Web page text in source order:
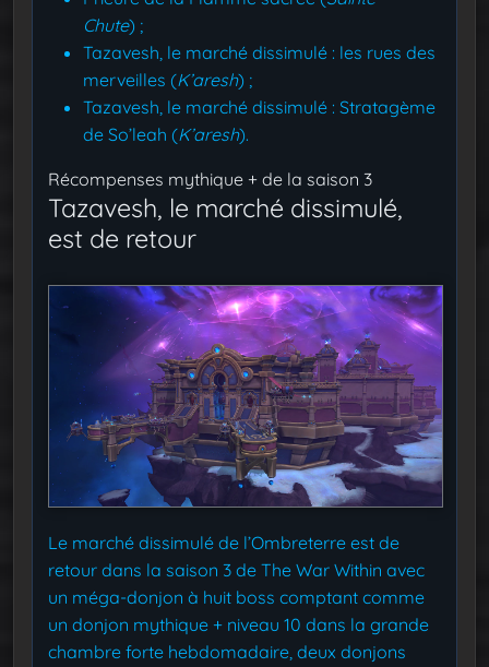
Chute) ;
Tazavesh, le marché dissimulé : les rues des
merveilles (K’aresh) ;
Tazavesh, le marché dissimulé : Stratagème
de So’leah (K’aresh).
Récompenses mythique + de la saison 3
Tazavesh, le marché dissimulé,
est de retour
Le marché dissimulé de l’Ombreterre est de
retour dans la saison 3 de The War Within avec
un méga-donjon à huit boss comptant comme
un donjon mythique + niveau 10 dans la grande
chambre forte hebdomadaire, deux donjons